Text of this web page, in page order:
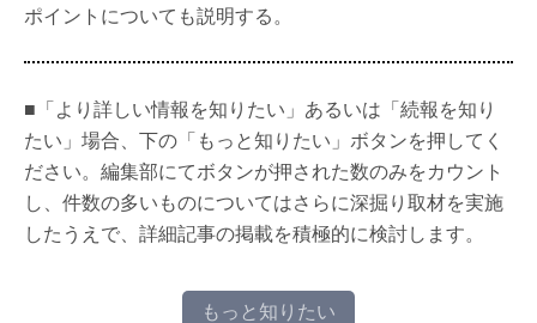
ポイントについても説明する。
■「より詳しい情報を知りたい」あるいは「続報を知り
たい」場合、下の「もっと知りたい」ボタンを押してく
ださい。編集部にてボタンが押された数のみをカウント
し、件数の多いものについてはさらに深掘り取材を実施
したうえで、詳細記事の掲載を積極的に検討します。
もっと知りたい